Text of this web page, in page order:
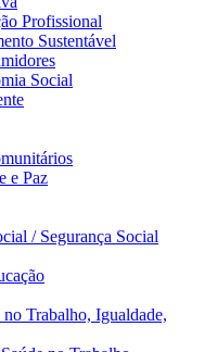
Profissional
Sustentável
Social
e Paz
/ Segurança Social
no Trabalho, Igualdade,